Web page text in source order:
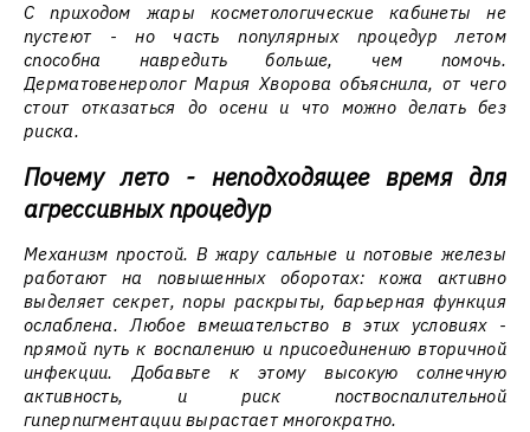
С приходом жары косметологические кабинеты не
пустеют - но часть популярных процедур летом
способна навредить больше, чем помочь.
Дерматовенеролог Мария Хворова объяснила, от чего
стоит отказаться до осени и что можно делать без
риска.
Почему лето - неподходящее время для
агрессивных процедур
Механизм простой. В жару сальные и потовые железы
работают на повышенных оборотах: кожа активно
выделяет секрет, поры раскрыты, барьерная функция
ослаблена. Любое вмешательство в этих условиях -
прямой путь к воспалению и присоединению вторичной
инфекции. Добавьте к этому высокую солнечную
активность, и риск поствоспалительной
гиперпигментации вырастает многократно.